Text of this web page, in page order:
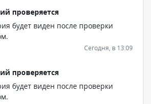
проверяется
будет виден после проверки
Сегодня, в 13:09
проверяется
будет виден после проверки